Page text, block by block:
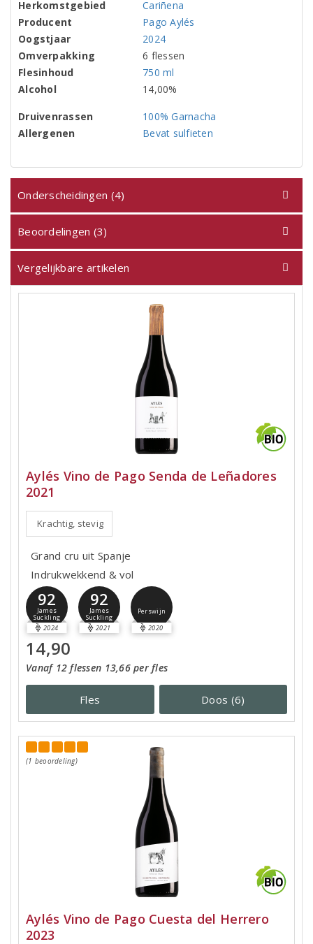
Herkomstgebied
Cariñena
Producent
Pago Aylés
Oogstjaar
2024
Omverpakking
6 flessen
Flesinhoud
750 ml
Alcohol
14,00%
Druivenrassen
100% Garnacha
Allergenen
Bevat sulfieten
Onderscheidingen (4)
Beoordelingen (3)
Vergelijkbare artikelen
Aylés Vino de Pago Senda de Leñadores
2021
Krachtig, stevig
Grand cru uit Spanje
Indrukwekkend & vol
92
James
Suckling
2024
92
James
Suckling
2021
Perswijn
2020
14,90
Vanaf 12 flessen 13,66 per fles
Fles Doos (6)
(1 beoordeling)
Aylés Vino de Pago Cuesta del Herrero
2023